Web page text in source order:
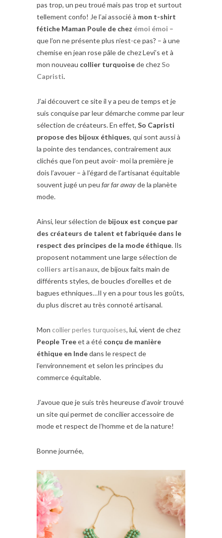
pas trop, un peu troué mais pas trop et surtout
tellement confo! Je l’ai associé à mon t-shirt
fétiche Maman Poule de chez émoi émoi –
que l’on ne présente plus n’est-ce pas? – à une
chemise en jean rose pâle de chez Levi’s et à
mon nouveau collier turquoisede chez So
Capristi.
J’ai découvert ce site il y a peu de temps et je
suis conquise par leur démarche comme par leur
sélection de créateurs. En effet, So Capristi
propose des bijoux éthiques, qui sont aussi à
la pointe des tendances, contrairement aux
clichés que l’on peut avoir- moi la première je
dois l’avouer – à l’égard de l’artisanat équitable
souvent jugé un peu far far awayde la planète
mode.
Ainsi, leur sélection de bijoux est conçue par
des créateurs de talent et fabriquée dans le
respect des principes de la mode éthique. Ils
proposent notamment une large sélection de
colliers artisanaux, de bijoux faits main de
différents styles, de boucles d’oreilles et de
bagues ethniques…Il y en a pour tous les goûts,
du plus discret au très connoté artisanal.
Mon collier perles turquoises, lui, vient de chez
People Treeet a été conçu de manière
éthique en Indedans le respect de
l’environnement et selon les principes du
commerce équitable.
J’avoue que je suis très heureuse d’avoir trouvé
un site qui permet de concilier accessoire de
mode et respect de l’homme et de la nature!
Bonne journée,